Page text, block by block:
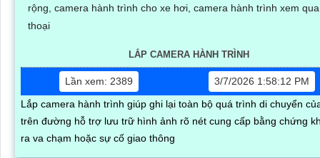
LẮP CAMERA HÀNH TRÌNH
Lần xem: 2389
3/7/2026 1:58:12 PM
Lắp camera hành trình giúp ghi lại toàn bộ quá trình di chuyển
trên đường hỗ trợ lưu trữ hình ảnh rõ nét cung cấp bằng chứng
ra va chạm hoặc sự cố giao thông